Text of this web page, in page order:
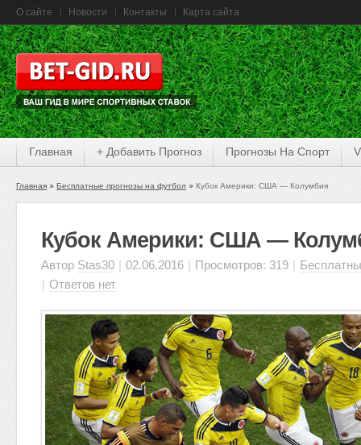
О сайте Новости Контакты Карта сайта
Главная + Добавить Прогноз Прогнозы На Спорт
Главная Бесплатные прогнозы на футбол Кубок Америки: США — Колумбия
Кубок Америки: США —
Автор Stas30 | 02.06.2016 | Просмотров: 319 |
| Ответов нет